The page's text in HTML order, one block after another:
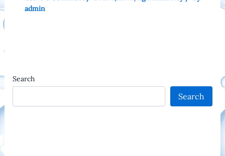
Search
Search
admin